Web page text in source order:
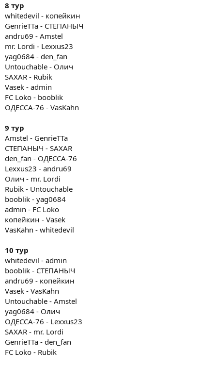
8 тур
whitedevil - копейкин
GenrieTTa - СТЕПАНЫЧ
andru69 - Amstel
mr. Lordi - Lexxus23
yag0684 - den_fan
Untouchable - Олич
SAXAR - Rubik
Vasek - admin
FC Loko - booblik
ОДЕССА-76 - VasKahn
9 тур
Amstel - GenrieTTa
СТЕПАНЫЧ - SAXAR
den_fan - ОДЕССА-76
Lexxus23 - andru69
Олич - mr. Lordi
Rubik - Untouchable
booblik - yag0684
admin - FC Loko
копейкин - Vasek
VasKahn - whitedevil
10 тур
whitedevil - admin
booblik - СТЕПАНЫЧ
andru69 - копейкин
Vasek - VasKahn
Untouchable - Amstel
yag0684 - Олич
ОДЕССА-76 - Lexxus23
SAXAR - mr. Lordi
GenrieTTa - den_fan
FC Loko - Rubik